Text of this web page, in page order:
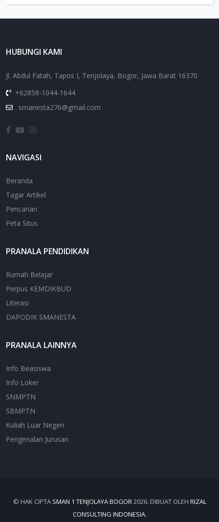
HUBUNGI KAMI
Jl. Abdul Fatah, Tapos I, Tenjolaya, Bogor, Jawa Barat 16370
+62858-1044-1644
smanesta276@gmail.com
NAVIGASI
Beranda
Tagar Artikel
Pencarian
Peta Situs
PRANALA PENDIDIKAN
Rumah Belajar
Perpus KEMDIKBUD
Literasi
DAPODIK SMANESTA
PRANALA LAINNYA
Info Beasiswa
Info Loker
SNMPTN
SBMPTN
Kuliah Luar Negeri
Pengenalan Jurusan
© HAK CIPTA SMAN 1 TENJOLAYA BOGOR2026. DIBUAT OLEH RIZAL
CONSULTING INDONESIA.